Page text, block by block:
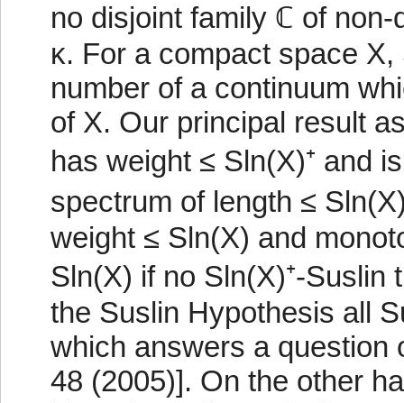
no disjoint family ℂ of
κ. For a compact space
number of a continuum
of X. Our principal result
has weight ≤ Sln(X)⁺ and
spectrum of length ≤
weight ≤ Sln(X) and
Sln(X) if no Sln(X)⁺-Suslin
the Suslin Hypothesis all
which answers a question
48 (2005)]. On the other